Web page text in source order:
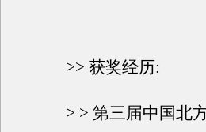
>> 获奖经历:
> > 第三届中国北方